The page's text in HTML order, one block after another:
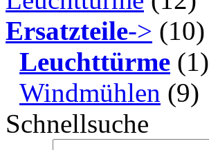
Ersatzteile-> (10)
Leuchttürme (1)
Windmühlen (9)
Schnellsuche